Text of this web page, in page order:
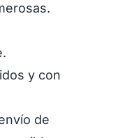
y con
de